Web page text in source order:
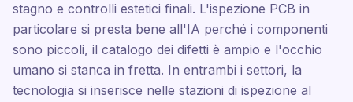
stagno e controlli estetici finali. L'ispezione PCB in
particolare si presta bene all'IA perché i componenti
sono piccoli, il catalogo dei difetti è ampio e l'occhio
umano si stanca in fretta. In entrambi i settori, la
tecnologia si inserisce nelle stazioni di ispezione al